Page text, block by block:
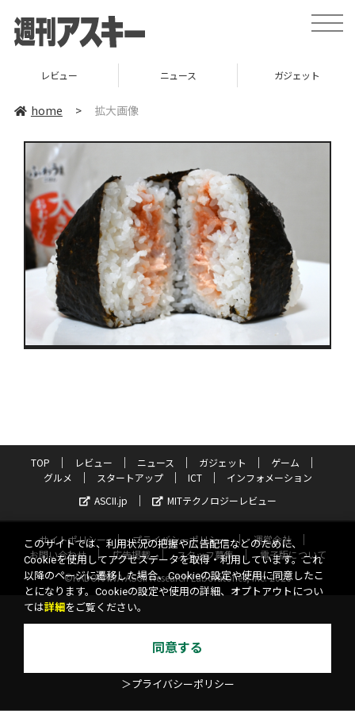
toggle
レビュー ニュース ガジェット
home > 拡大画像
TOP レビュー ニュース ガジェット
ゲーム
グルメ
スタートアップ ICT
インフォメーション
ASCII.jp
MITテクノロジーレビュー
サイトポリシー プライバシーポリシー
運営会社
お問い合わせ
広告掲載 スタッフ募集
電子版について
©KADOKAWA ASCII Research Laboratories, Inc. 2026
このサイトでは、利用状況の把握や広告配信などのために、
Cookieを使用してアクセスデータを取得・利用しています。これ
以降のページに遷移した場合、Cookieの設定や使用に同意したこ
とになります。Cookieの設定や使用の詳細、オプトアウトについ
ては詳細 をご覧ください。
同意する
＞プライバシーポリシー